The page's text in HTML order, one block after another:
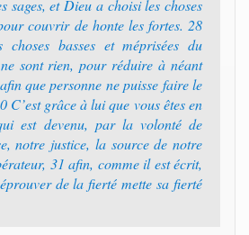
sages, et Dieu a choisi les choses
couvrir de honte les fortes. 28
basses et méprisées du
sont rien, pour réduire à néant
que personne ne puisse faire le
C’est grâce à lui que vous êtes en
est devenu, par la volonté de
notre justice, la source de notre
31 afin, comme il est écrit,
de la fierté mette sa fierté